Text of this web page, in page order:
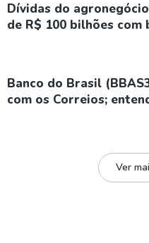
Dívidas do
de R$ 100 bilhões com
Banco do Brasil
com os Correios;
Ver